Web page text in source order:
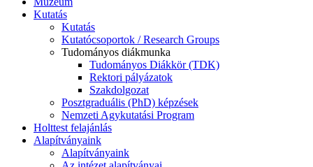
Kutatás
Kutatás
Kutatócsoportok / Research Groups
Tudományos diákmunka
Tudományos Diákkör (TDK)
Rektori pályázatok
Szakdolgozat
Posztgraduális (PhD) képzések
Nemzeti Agykutatási Program
Holttest felajánlás
Alapítványaink
Alapítványaink